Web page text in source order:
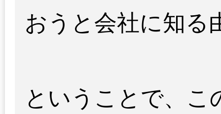
おうと会社に知る
ということで、こ